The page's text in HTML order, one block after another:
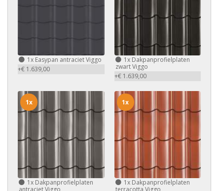
1x Easypan antraciet Viggo
+€ 1.639,00
1xDakpanprofielplaten
zwart Viggo
+€ 1.639,00
1x Dakpanprofielplaten
antraciet Viggo
1x
1xDakpanprofielplaten
terracotta Viggo
1x